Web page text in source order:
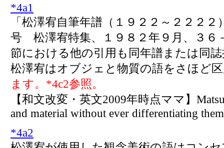
*4a1
「松澤宥自筆年譜（１９２２～２２２
号 松澤宥特集、１９８２年９月、３６
節における他の引用も同年譜または同
松澤宥はオブジェと物質の語をさほど
ます。*4c2参照。
【和文改変・英文2009年時点ママ】
and material without ever differentiating
*4a2